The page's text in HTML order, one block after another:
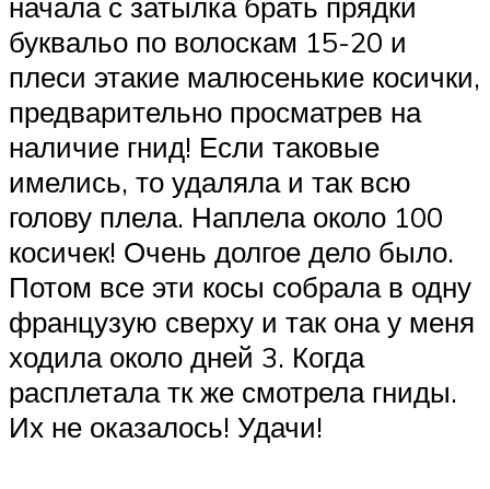
буквальо по волоскам 15-20 и
плеси этакие малюсенькие косички,
предварительно просматрев на
наличие гнид! Если таковые
имелись, то удаляла и так всю
голову плела. Наплела около 100
косичек! Очень долгое дело было.
Потом все эти косы собрала в одну
французую сверху и так она у меня
ходила около дней 3. Когда
расплетала тк же смотрела гниды.
Их не оказалось! Удачи!